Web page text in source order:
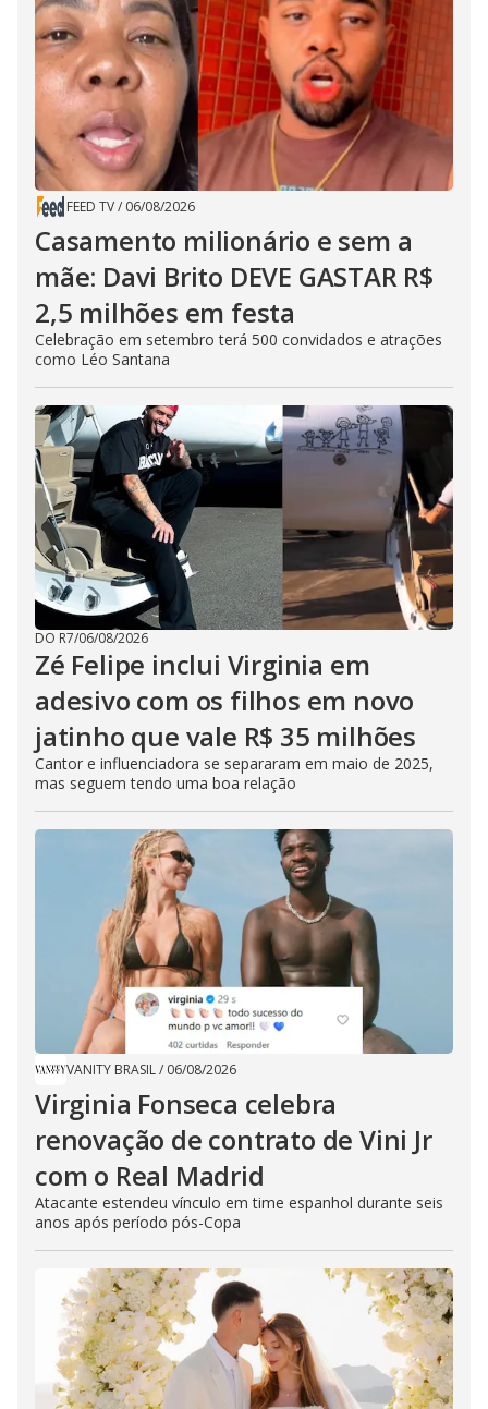
FEED TV/ 06/08/2026
Casamento milionário e sem a
mãe: Davi Brito DEVE GASTAR R$
2,5 milhões em festa
Celebração em setembro terá 500 convidados e atrações
como Léo Santana
DO R7/06/08/2026
Zé Felipe inclui Virginia em
adesivo com os filhos em novo
jatinho que vale R$ 35 milhões
Cantor e influenciadora se separaram em maio de 2025,
mas seguem tendo uma boa relação
VANITY BRASIL/ 06/08/2026
Virginia Fonseca celebra
renovação de contrato de Vini Jr
com o Real Madrid
Atacante estendeu vínculo em time espanhol durante seis
anos após período pós-Copa